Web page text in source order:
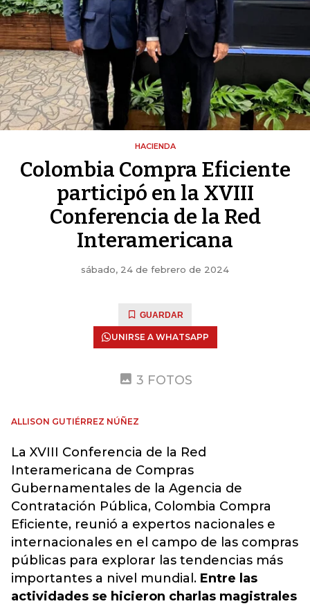
HACIENDA
Colombia Compra Eficiente
participó en la XVIII
Conferencia de la Red
Interamericana
sábado, 24 de febrero de 2024
GUARDAR
UNIRSE A WHATSAPP
3 FOTOS
ALLISON GUTIÉRREZ NÚÑEZ
La XVIII Conferencia de la Red
Interamericana de Compras
Gubernamentales de la Agencia de
Contratación Pública, Colombia Compra
Eficiente, reunió a expertos nacionales e
internacionales en el campo de las compras
públicas para explorar las tendencias más
importantes a nivel mundial. Entre las
actividades se hicieron charlas magistrales